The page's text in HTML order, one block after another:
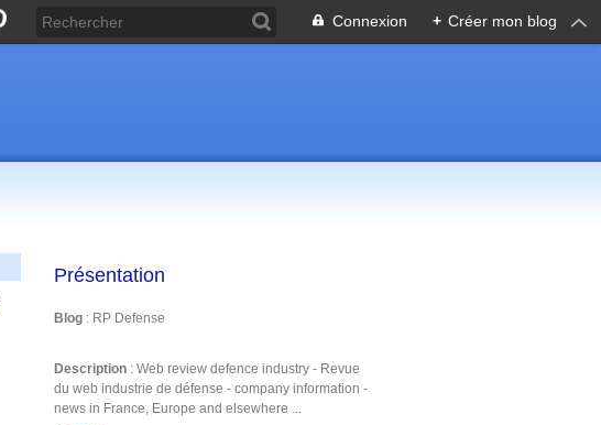
Connexion + Créer mon blog
Présentation
Blog : RP Defense
Description : Web review defence industry - Revue
du web industrie de défense - company information -
news in France, Europe and elsewhere ...